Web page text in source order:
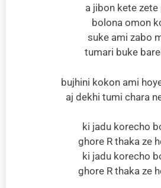
a jibon kete zete
bolona omon
suke ami zabo
tumari buke
bujhini kokon ami
aj dekhi tumi chara
ki jadu korecho
ghore R thaka ze
ki jadu korecho
ghore R thaka ze